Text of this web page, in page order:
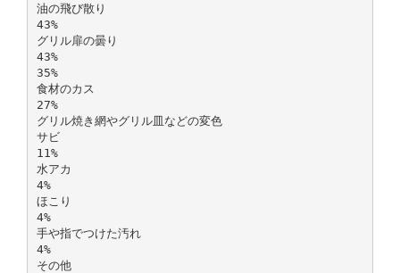
油の飛び散り
43%
グリル扉の曇り
43%
35%
食材のカス
27%
グリル焼き網やグリル皿などの変色
サビ
11%
水アカ
4%
ほこり
4%
手や指でつけた汚れ
4%
その他